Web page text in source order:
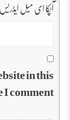
آپکا ای میل ایڈریس
in this
I comment.